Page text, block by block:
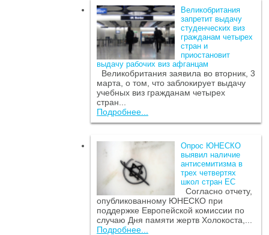
Великобритания
запретит выдачу
студенческих виз
гражданам четырех
стран и
приостановит
выдачу рабочих виз афганцам
Великобритания заявила во вторник, 3
марта, о том, что заблокирует выдачу
учебных виз гражданам четырех
стран...
Подробнее...
Опрос ЮНЕСКО
выявил наличие
антисемитизма в
трех четвертях
школ стран ЕС
Согласно отчету,
опубликованному ЮНЕСКО при
поддержке Европейской комиссии по
случаю Дня памяти жертв Холокоста,...
Подробнее...